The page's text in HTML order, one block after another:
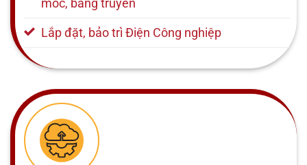
móc, băng truyền
Lắp đặt, bảo trì Điện Công nghiệp